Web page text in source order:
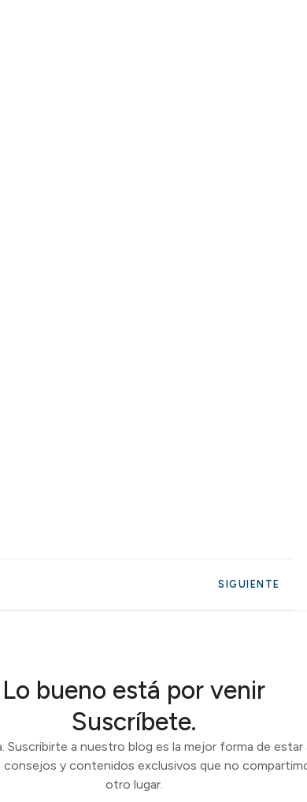
SIGUIENTE
Lo bueno está por venir
Suscríbete.
Suscribirte a nuestro blog es la mejor forma de estar
consejos y contenidos exclusivos que no
otro lugar.